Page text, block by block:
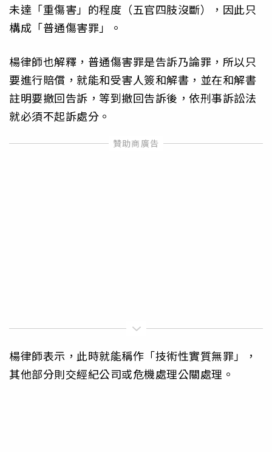
未達「重傷害」的程度（五官四肢沒斷），因此只
構成「普通傷害罪」。
楊律師也解釋，普通傷害罪是告訴乃論罪，所以只
要進行賠償，就能和受害人簽和解書，並在和解書
註明要撤回告訴，等到撤回告訴後，依刑事訴訟法
就必須不起訴處分。
楊律師表示，此時就能稱作「技術性實質無罪」，
其他部分則交經紀公司或危機處理公關處理。